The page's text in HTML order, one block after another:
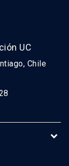
UC
Chile